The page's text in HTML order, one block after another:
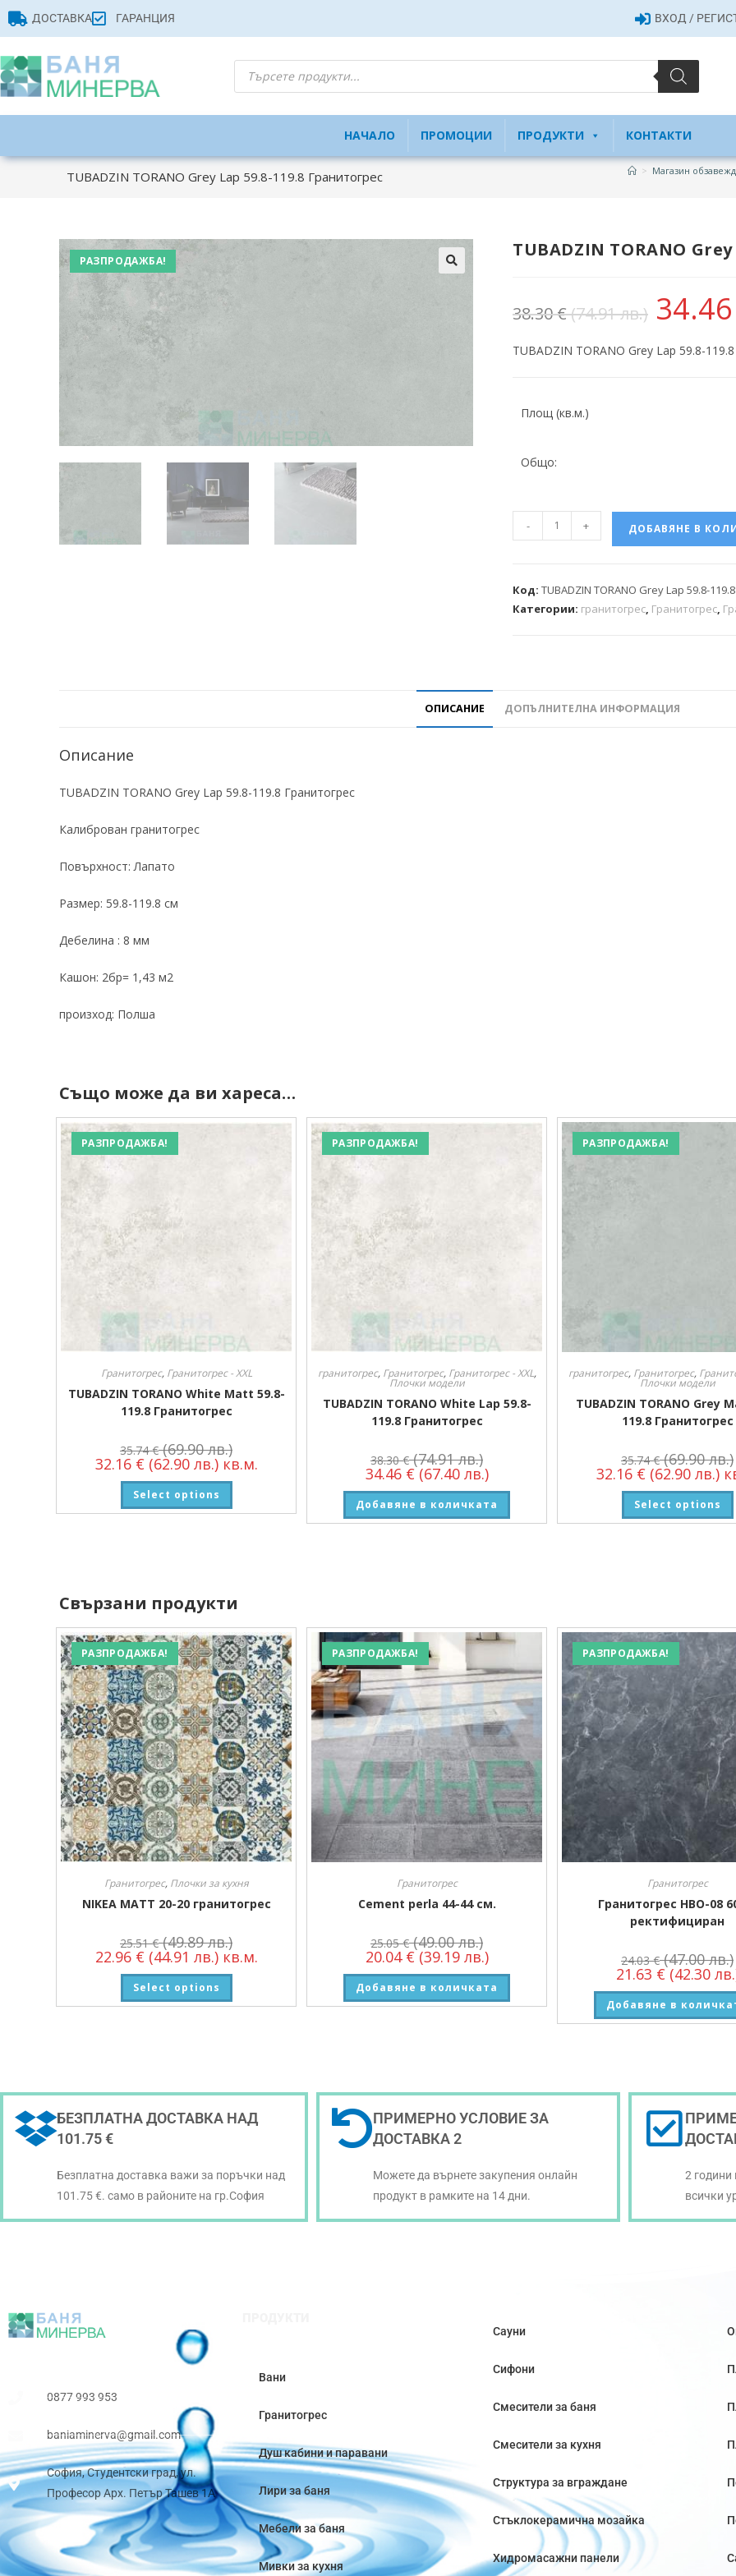
ДОСТАВКА ГАРАНЦИЯ ВХОД /
НАЧАЛО ПРОМОЦИИ ПРОДУКТИ КОНТАКТИ
TUBADZIN TORANO Grey Lap 59.8-119.8 Гранитогрес > Магазин
РАЗПРОДАЖБА! TUBADZIN TORANO
38.30€(74.91 лв.)
TUBADZIN TORANO Grey Lap 59.8-
Площ (кв.м.)
Общо:
- + ДОБАВЯНЕ В
Код: TUBADZIN TORANO Grey Lap 59.8-
Категории: гранитогрес, Гранитогрес,
ОПИСАНИЕ ДОПЪЛНИТЕЛНА ИНФОРМАЦИЯ
Описание
TUBADZIN TORANO Grey Lap 59.8-119.8 Гранитогрес
Калиброван гранитогрес
Повърхност: Лапато
Размер: 59.8-119.8 см
Дебелина : 8 мм
Кашон: 2бр= 1,43 м2
произход: Полша
Също може да ви хареса…
РАЗПРОДАЖБА!
Гранитогрес, Гранитогрес - XXL
TUBADZIN TORANO White Matt 59.8-
119.8 Гранитогрес
35.74€ (69.90 лв.)
32.16 € (62.90 лв.)кв.м.
Select options
РАЗПРОДАЖБА!
гранитогрес, Гранитогрес, Гранитогрес - XXL,
Плочки модели
TUBADZIN TORANO White Lap 59.8-
119.8 Гранитогрес
38.30€ (74.91 лв.)
34.46 € (67.40 лв.)
Добавяне в количката
РАЗПРОДАЖБА!
гранитогрес, Гранитогрес,
Плочки модели
TUBADZIN TORANO Grey
119.8 Гранитогрес
35.74€ (69.90 лв.)
32.16 € (62.90 лв.)
Select options
Свързани продукти
РАЗПРОДАЖБА!
Гранитогрес, Плочки за кухня
NIKEA MATT 20-20 гранитогрес
25.51€ (49.89 лв.)
22.96 € (44.91 лв.)кв.м.
Select options
РАЗПРОДАЖБА!
Гранитогрес
Cement perla 44-44 см.
25.05€ (49.00 лв.)
20.04 € (39.19 лв.)
Добавяне в количката
РАЗПРОДАЖБА!
Гранитогрес
Гранитогрес HBO-08
ректифициран
24.03€ (47.00 лв.)
21.63 € (42.30
Добавяне в
БЕЗПЛАТНА ДОСТАВКА НАД
101.75 €
Безплатна доставка важи за поръчки над
101.75 €. само в районите на гр.София
ПРИМЕРНО УСЛОВИЕ ЗА
ДОСТАВКА 2
Можете да върнете закупения онлайн
продукт в рамките на 14 дни.
2
всички
0877 993 953
baniaminerva@gmail.com
София, Студентски град, ул.
Професор Арх. Петър Ташев 1А
Вани
Гранитогрес
Душ кабини и паравани
Лири за баня
Мебели за баня
Мивки за кухня
Сауни
Сифони
Смесители за баня
Смесители за кухня
Структура за вграждане
Стъклокерамична мозайка
Хидромасажни панели